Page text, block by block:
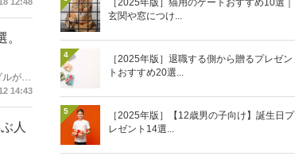
お読
がな
は2歳
回は
すす
14:43
人
［2025年版］猫用のゲートおすすめ10選｜
玄関や窓につけ...
4
［2025年版］退職する側から贈るプレゼン
トおすすめ20選...
5
［2025年版］【12歳男の子向け】誕生日プ
レゼント14選...